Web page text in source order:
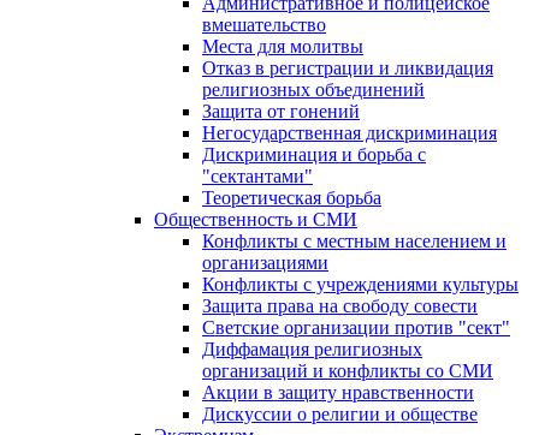
вмешательство
Места для молитвы
Отказ в регистрации и ликвидация
религиозных объединений
Защита от гонений
Негосударственная дискриминация
Дискриминация и борьба с
"сектантами"
Теоретическая борьба
Общественность и СМИ
Конфликты с местным населением и
организациями
Конфликты с учреждениями культуры
Защита права на свободу совести
Светские организации против "сект"
Диффамация религиозных
организаций и конфликты со СМИ
Акции в защиту нравственности
Дискуссии о религии и обществе